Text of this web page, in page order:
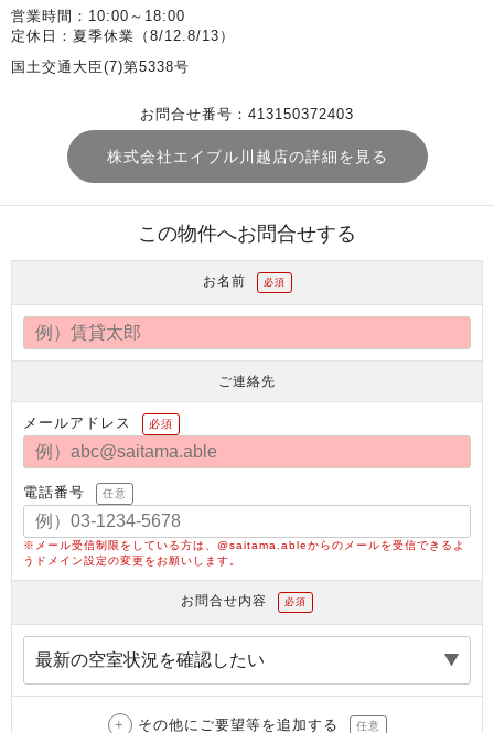
営業時間：10:00～18:00
定休日：夏季休業（8/12.8/13）
国土交通大臣(7)第5338号
お問合せ番号：413150372403
株式会社エイブル川越店の詳細を見る
この物件へお問合せする
お名前 必須
ご連絡先
メールアドレス 必須
電話番号 任意
※メール受信制限をしている方は、@saitama.ableからのメールを受信できるよ
うドメイン設定の変更をお願いします。
お問合せ内容 必須
その他にご要望等を追加する 任意